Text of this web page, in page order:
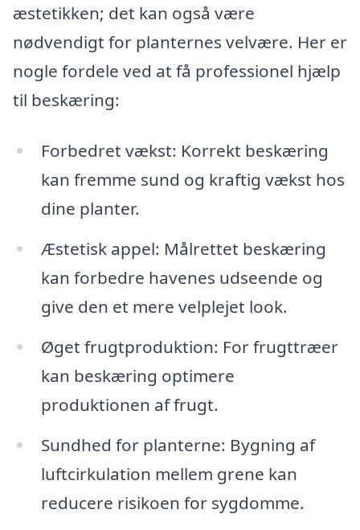
æstetikken; det kan også være
nødvendigt for planternes velvære. Her er
nogle fordele ved at få professionel hjælp
til beskæring:
Forbedret vækst: Korrekt beskæring
kan fremme sund og kraftig vækst hos
dine planter.
Æstetisk appel: Målrettet beskæring
kan forbedre havenes udseende og
give den et mere velplejet look.
Øget frugtproduktion: For frugttræer
kan beskæring optimere
produktionen af frugt.
Sundhed for planterne: Bygning af
luftcirkulation mellem grene kan
reducere risikoen for sygdomme.